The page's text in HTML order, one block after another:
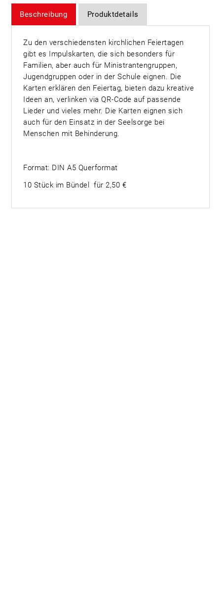
Beschreibung Produktdetails
Zu den verschiedensten kirchlichen Feiertagen
gibt es Impulskarten, die sich besonders für
Familien, aber auch für Ministrantengruppen,
Jugendgruppen oder in der Schule eignen. Die
Karten erklären den Feiertag, bieten dazu kreative
Ideen an, verlinken via QR-Code auf passende
Lieder und vieles mehr. Die Karten eignen sich
auch für den Einsatz in der Seelsorge bei
Menschen mit Behinderung.
Format: DIN A5 Querformat
10 Stück im Bündel für 2,50 €